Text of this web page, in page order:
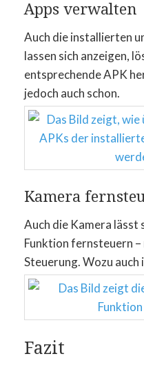
Apps verwalten
Auch die installierten
lassen sich anzeigen,
entsprechende APK
jedoch auch schon.
Kamera
Auch die Kamera lässt
Funktion fernsteuern
Steuerung. Wozu auch
Fazit